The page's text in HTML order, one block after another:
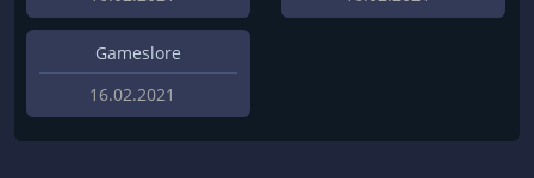
Gameslore
16.02.2021